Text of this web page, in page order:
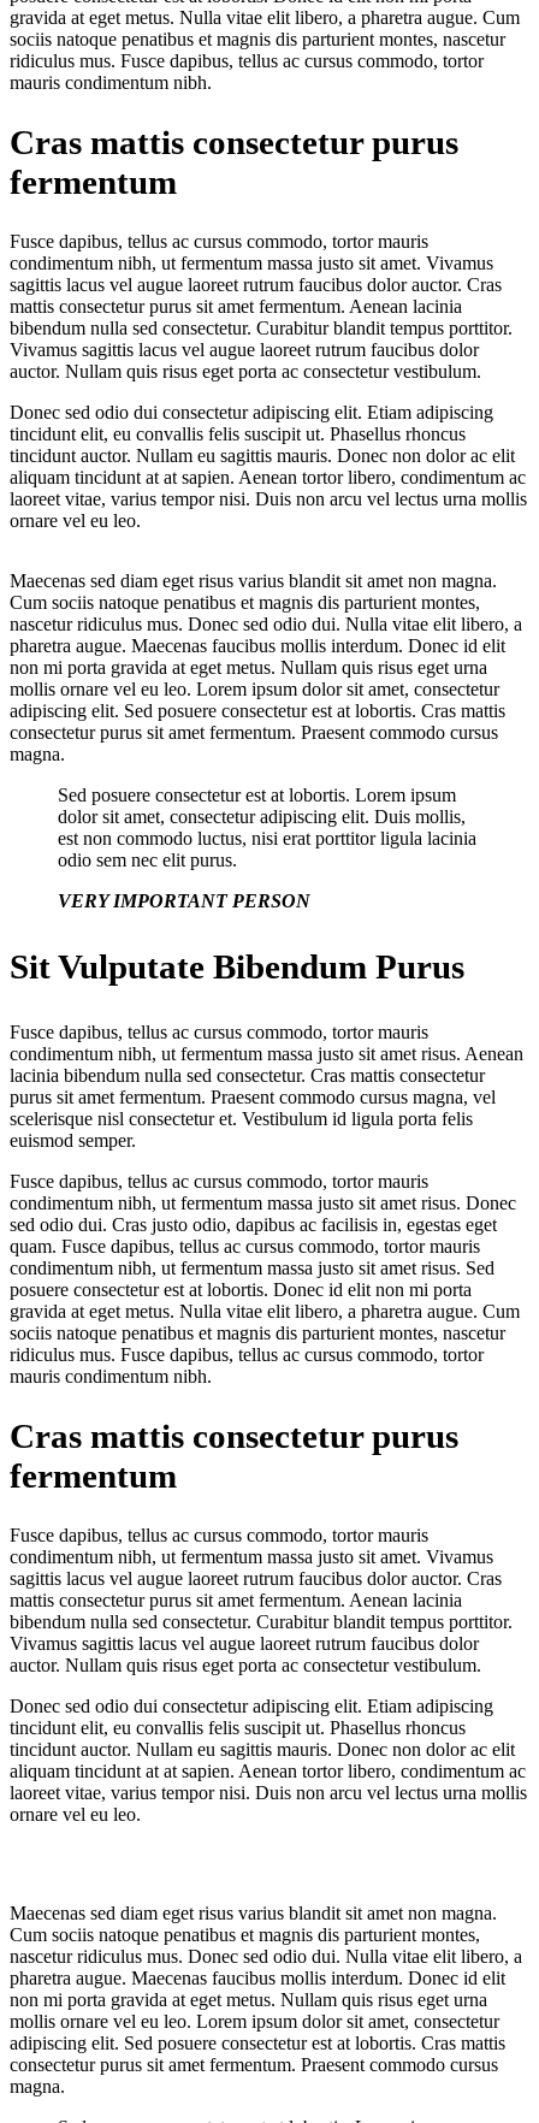
gravida at eget metus. Nulla vitae elit libero, a pharetra augue. Cum
sociis natoque penatibus et magnis dis parturient montes, nascetur
ridiculus mus. Fusce dapibus, tellus ac cursus commodo, tortor
mauris condimentum nibh.
Cras mattis consectetur purus
fermentum
Fusce dapibus, tellus ac cursus commodo, tortor mauris
condimentum nibh, ut fermentum massa justo sit amet. Vivamus
sagittis lacus vel augue laoreet rutrum faucibus dolor auctor. Cras
mattis consectetur purus sit amet fermentum. Aenean lacinia
bibendum nulla sed consectetur. Curabitur blandit tempus porttitor.
Vivamus sagittis lacus vel augue laoreet rutrum faucibus dolor
auctor. Nullam quis risus eget porta ac consectetur vestibulum.
Donec sed odio dui consectetur adipiscing elit. Etiam adipiscing
tincidunt elit, eu convallis felis suscipit ut. Phasellus rhoncus
tincidunt auctor. Nullam eu sagittis mauris. Donec non dolor ac elit
aliquam tincidunt at at sapien. Aenean tortor libero, condimentum ac
laoreet vitae, varius tempor nisi. Duis non arcu vel lectus urna mollis
ornare vel eu leo.
Maecenas sed diam eget risus varius blandit sit amet non magna.
Cum sociis natoque penatibus et magnis dis parturient montes,
nascetur ridiculus mus. Donec sed odio dui. Nulla vitae elit libero, a
pharetra augue. Maecenas faucibus mollis interdum. Donec id elit
non mi porta gravida at eget metus. Nullam quis risus eget urna
mollis ornare vel eu leo. Lorem ipsum dolor sit amet, consectetur
adipiscing elit. Sed posuere consectetur est at lobortis. Cras mattis
consectetur purus sit amet fermentum. Praesent commodo cursus
magna.
Sed posuere consectetur est at lobortis. Lorem ipsum
dolor sit amet, consectetur adipiscing elit. Duis mollis,
est non commodo luctus, nisi erat porttitor ligula lacinia
odio sem nec elit purus.
VERY IMPORTANT PERSON
Sit Vulputate Bibendum Purus
Fusce dapibus, tellus ac cursus commodo, tortor mauris
condimentum nibh, ut fermentum massa justo sit amet risus. Aenean
lacinia bibendum nulla sed consectetur. Cras mattis consectetur
purus sit amet fermentum. Praesent commodo cursus magna, vel
scelerisque nisl consectetur et. Vestibulum id ligula porta felis
euismod semper.
Fusce dapibus, tellus ac cursus commodo, tortor mauris
condimentum nibh, ut fermentum massa justo sit amet risus. Donec
sed odio dui. Cras justo odio, dapibus ac facilisis in, egestas eget
quam. Fusce dapibus, tellus ac cursus commodo, tortor mauris
condimentum nibh, ut fermentum massa justo sit amet risus. Sed
posuere consectetur est at lobortis. Donec id elit non mi porta
gravida at eget metus. Nulla vitae elit libero, a pharetra augue. Cum
sociis natoque penatibus et magnis dis parturient montes, nascetur
ridiculus mus. Fusce dapibus, tellus ac cursus commodo, tortor
mauris condimentum nibh.
Cras mattis consectetur purus
fermentum
Fusce dapibus, tellus ac cursus commodo, tortor mauris
condimentum nibh, ut fermentum massa justo sit amet. Vivamus
sagittis lacus vel augue laoreet rutrum faucibus dolor auctor. Cras
mattis consectetur purus sit amet fermentum. Aenean lacinia
bibendum nulla sed consectetur. Curabitur blandit tempus porttitor.
Vivamus sagittis lacus vel augue laoreet rutrum faucibus dolor
auctor. Nullam quis risus eget porta ac consectetur vestibulum.
Donec sed odio dui consectetur adipiscing elit. Etiam adipiscing
tincidunt elit, eu convallis felis suscipit ut. Phasellus rhoncus
tincidunt auctor. Nullam eu sagittis mauris. Donec non dolor ac elit
aliquam tincidunt at at sapien. Aenean tortor libero, condimentum ac
laoreet vitae, varius tempor nisi. Duis non arcu vel lectus urna mollis
ornare vel eu leo.
Maecenas sed diam eget risus varius blandit sit amet non magna.
Cum sociis natoque penatibus et magnis dis parturient montes,
nascetur ridiculus mus. Donec sed odio dui. Nulla vitae elit libero, a
pharetra augue. Maecenas faucibus mollis interdum. Donec id elit
non mi porta gravida at eget metus. Nullam quis risus eget urna
mollis ornare vel eu leo. Lorem ipsum dolor sit amet, consectetur
adipiscing elit. Sed posuere consectetur est at lobortis. Cras mattis
consectetur purus sit amet fermentum. Praesent commodo cursus
magna.